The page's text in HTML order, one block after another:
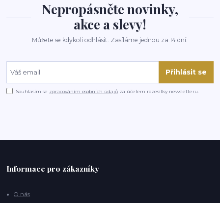
Nepropásněte novinky,
akce a slevy!
Můžete se kdykoli odhlásit. Zasíláme jednou za 14 dní.
Přihlásit se
Souhlasím se zpracováním osobních údajů za účelem rozesílky newsletteru.
Informace pro zákazníky
O nás